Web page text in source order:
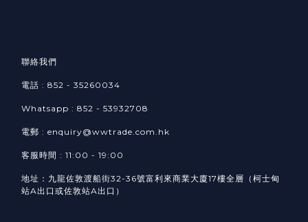
聯絡我們
電話 : 852 - 35260034
Whatsapp : 852 - 53932708​
電郵 : enquiry@wwtrade.com.hk
客服時間 : 11:00 - 19:00
地址：九龍佐敦渡船街32-36號富利來商業大廈17樓全層（柯士甸
站A出口或佐敦站A出口）